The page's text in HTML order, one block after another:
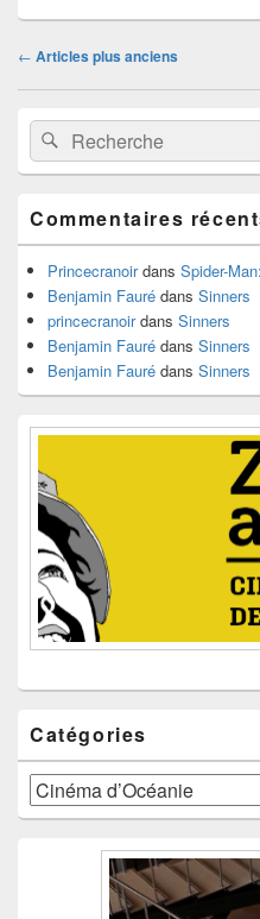
Navigation
articles
← Articles plus anciens
Zone
principale
de
widget
barre
latérale
Recherche :Rechercher
Commentaires
Princecranoirdans Spider-
Benjamin Fauré dans Sinners
princecranoirdans Sinners
Benjamin Fauré dans Sinners
Benjamin Fauré dans Sinners
Catégories
Catégories